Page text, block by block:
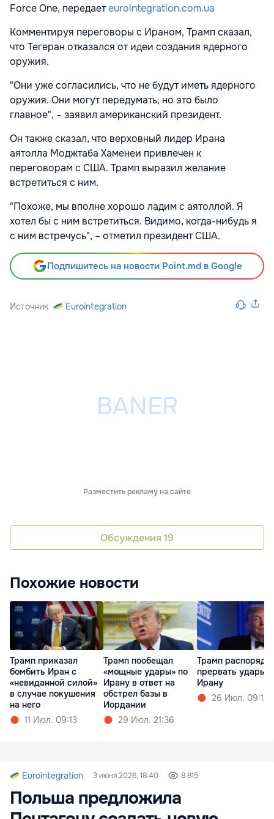
Force One, передаетeurointegration.com.ua
Комментируя переговоры с Ираном, Трамп сказал,
что Тегеран отказался от идеи создания ядерного
оружия.
"Они уже согласились, что не будут иметь ядерного
оружия. Они могут передумать, но это было
главное", – заявил американский президент.
Он также сказал, что верховный лидер Ирана
аятолла Моджтаба Хаменеи привлечен к
переговорам с США. Трамп выразил желание
встретиться с ним.
"Похоже, мы вполне хорошо ладим с аятоллой. Я
хотел бы с ним встретиться. Видимо, когда-нибудь я
с ним встречусь", – отметил президент США.
Подпишитесь на новости Point.md в Google
Источник Eurointegration
Разместить рекламу на сайте
Обсуждения 19
Похожие новости
Трамп приказал
бомбить Иран с
«невиданной силой»
в случае покушения
на него
11 Июл. 09:13
Трамп пообещал
«мощные удары» по
Ирану в ответ на
обстрел базы в
Иордании
29 Июл. 21:36
Трамп
прервать удары
Ирану
26 Июл. 09:12
Eurointegration 3 июня 2026, 18:40 8 815
Польша предложила